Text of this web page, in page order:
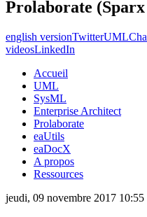
Prolaborate (Sparx
english versionTwitter
videosLinkedIn
Accueil
UML
SysML
Enterprise Architect
Prolaborate
eaUtils
eaDocX
A propos
Ressources
jeudi, 09 novembre 2017 10:55